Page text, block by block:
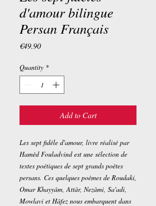
d'amour bilingue
Persan Français
€49.90Price
Quantity *
Add to Cart
Les sept fidèle d'amour, livre réalisé par
Hamèd Fouladvind est une sélection de
textes poétiques de sept grands poètes
persans. Ces quelques poèmes de Roudaki,
Omar Khayyâm, Attâr, Nezâmi, Sa'adi,
Mowlavi et Hâfez nous embarquent dans